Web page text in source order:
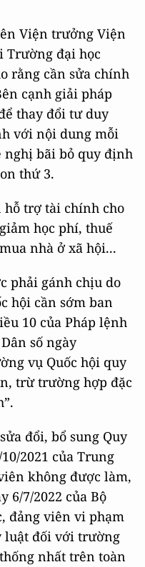
Viện trưởng Viện
Trường đại học
rằng cần sửa chính
cạnh giải pháp
thay đổi tư duy
với nội dung mỗi
nghị bãi bỏ quy định
thứ 3.
hỗ trợ tài chính cho
học phí, thuế
nhà ở xã hội...
phải gánh chịu do
hội cần sớm ban
10 của Pháp lệnh
số ngày
vụ Quốc hội quy
trừ trường hợp đặc
đổi, bổ sung Quy
2021 của Trung
không được làm,
6/7/2022 của Bộ
đảng viên vi phạm
luật đối với trường
nhất trên toàn